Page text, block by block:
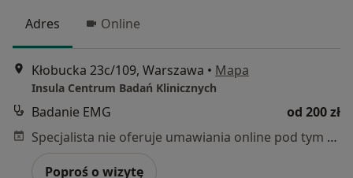
Adres Online
Kłobucka 23c/109, Warszawa • Mapa
Insula Centrum Badań Klinicznych
Badanie EMG
od 200 zł
Specjalista nie oferuje umawiania online pod tym adresem.
Poproś o wizytę